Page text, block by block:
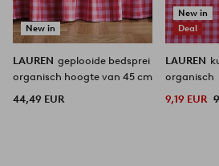
New in
LAUREN geplooide bedsprei
organisch hoogte van 45 cm
44,49 EUR
New in
Deal
LAUREN
organisch
9,19 EUR